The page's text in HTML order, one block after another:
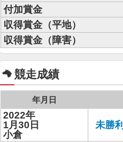
付加賞金
収得賞金（平地）
収得賞金（障害）
競走成績
年月日
2022年
1月30日
小倉
未勝利